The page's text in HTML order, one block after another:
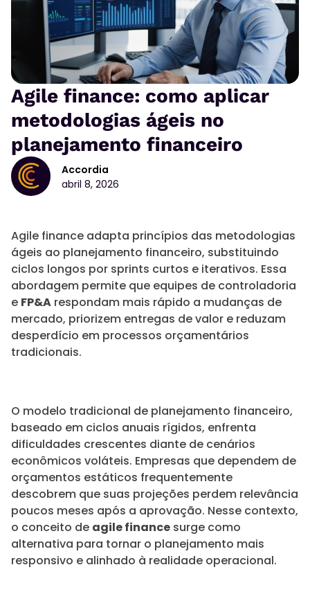
Agile finance: como aplicar
metodologias ágeis no
planejamento financeiro
Accordia
abril 8, 2026
Agile finance adapta princípios das metodologias
ágeis ao planejamento financeiro, substituindo
ciclos longos por sprints curtos e iterativos. Essa
abordagem permite que equipes de controladoria
e FP&A respondam mais rápido a mudanças de
mercado, priorizem entregas de valor e reduzam
desperdício em processos orçamentários
tradicionais.
O modelo tradicional de planejamento financeiro,
baseado em ciclos anuais rígidos, enfrenta
dificuldades crescentes diante de cenários
econômicos voláteis. Empresas que dependem de
orçamentos estáticos frequentemente
descobrem que suas projeções perdem relevância
poucos meses após a aprovação. Nesse contexto,
o conceito de agile finance surge como
alternativa para tornar o planejamento mais
responsivo e alinhado à realidade operacional.